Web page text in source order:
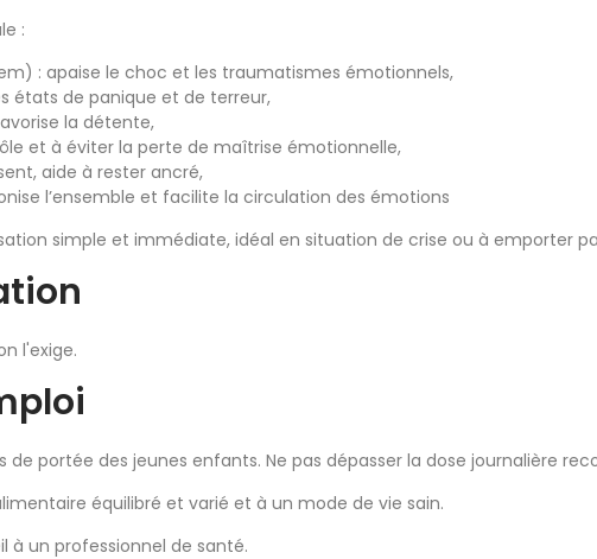
:
: apaise le choc et les traumatismes émotionnels,
états de panique et de terreur,
la détente,
et à éviter la perte de maîtrise émotionnelle,
aide à rester ancré,
l’ensemble et facilite la circulation des émotions
simple et immédiate, idéal en situation de crise ou à emporter
l'exige.
portée des jeunes enfants. Ne pas dépasser la dose journalière
équilibré et varié et à un mode de vie sain.
à un professionnel de santé.